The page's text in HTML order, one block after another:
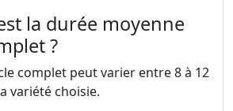
la durée moyenne
?
complet peut varier entre 8 à 12
variété choisie.